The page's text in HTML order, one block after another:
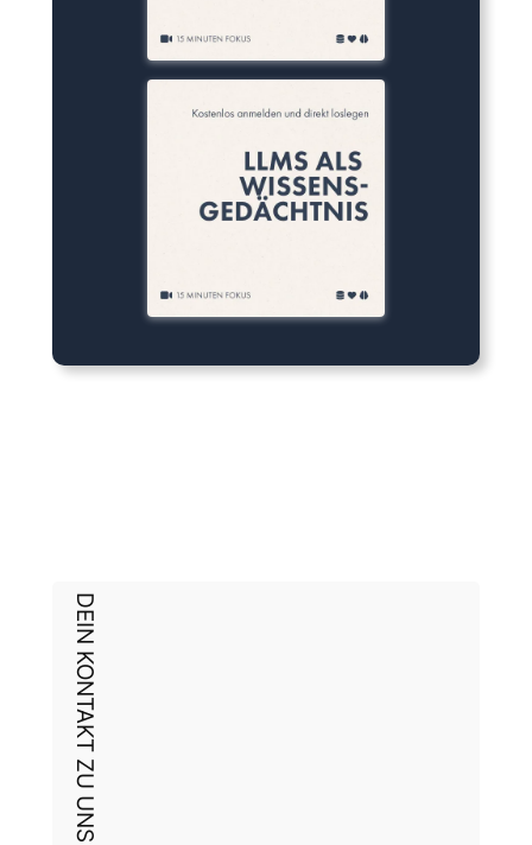
DEIN KONTAKT ZU UNS